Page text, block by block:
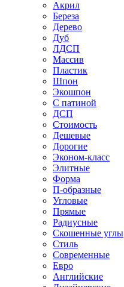
Акрил
Береза
Дерево
Дуб
ЛДСП
Массив
Пластик
Шпон
Экошпон
С патиной
ДСП
Стоимость
Дешевые
Дорогие
Эконом-класс
Элитные
Форма
П-образные
Угловые
Прямые
Радиусные
Скошенные углы
Стиль
Современные
Евро
Английские